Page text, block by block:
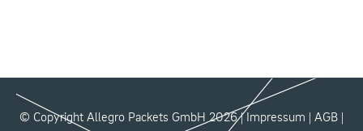
© Copyright Allegro Packets GmbH 2026 |Impressum | AGB |